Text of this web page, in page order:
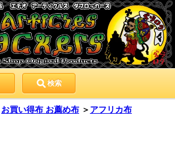
検索
お買い得布 お薦め布 ＞ アフリカ布